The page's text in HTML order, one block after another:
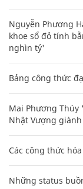
Nguyễn Phương
khoe sổ đỏ tính
nghìn tỷ'
Bảng công thức
Mai Phương
Nhật Vượng
Các công thức
Những status